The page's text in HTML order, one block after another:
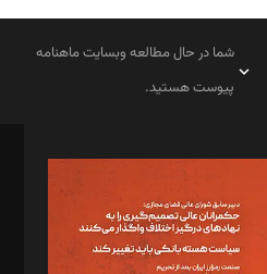
شما در حال مطالعه وبسایت ماهنامه
پیوست هستید.